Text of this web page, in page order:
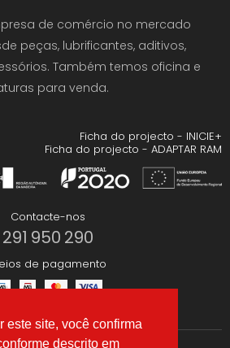
este site, você confirma
descrito em
de comércio no mercado
peças, lubrificantes, aditivos,
Também temos oficina e
para venda.
Ficha do projecto - INICIE+
Ficha do projecto - ADAPTAR RAM
Contacte-nos
291 950 290
de pagamento